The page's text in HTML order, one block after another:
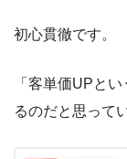
初心貫徹です。
「客単価UPと
るのだと思って